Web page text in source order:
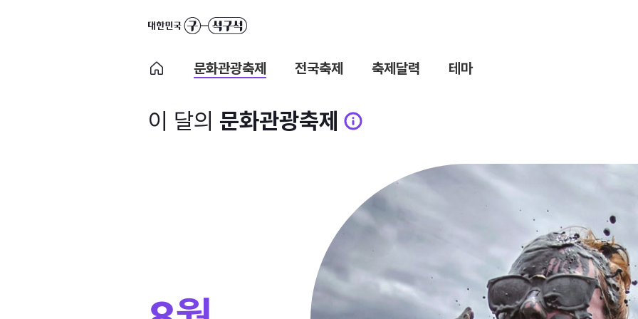
문화관광축제 전국축제 축제달력 테마
이 달의 문화관광축제